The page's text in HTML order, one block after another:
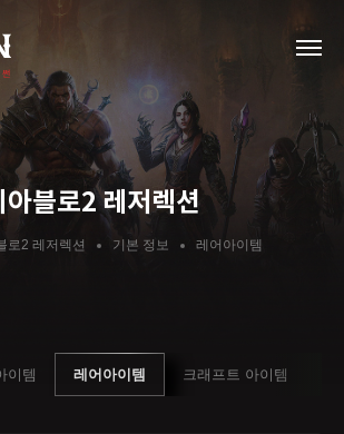
아블로2 레저렉션
로2 레저렉션 기본 정보 레어아이템
이템 레어아이템 크래프트 아이템